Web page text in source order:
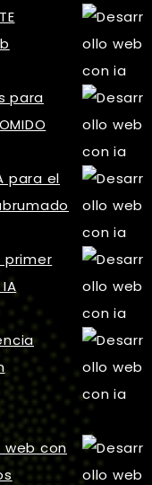
para
para el
primer
web con